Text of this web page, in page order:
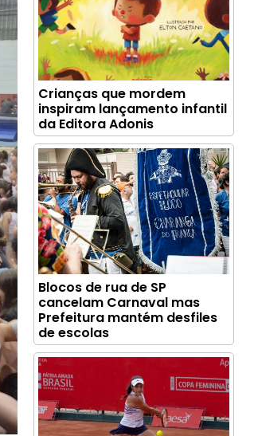
Crianças que mordem
inspiram lançamento infantil
da Editora Adonis
Blocos de rua de SP
cancelam Carnaval mas
Prefeitura mantém desfiles
de escolas